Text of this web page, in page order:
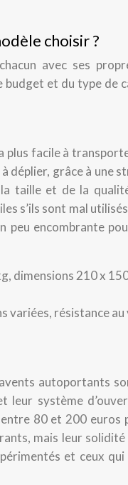
choisir ?
avec ses
et du type de
plus facile à
déplier, grâce à une
taille et de la
s’ils sont mal
peu encombrante
dimensions 210 x
variées, résistance au
autoportants
leur système
80 et 200 euros
mais leur
et ceux